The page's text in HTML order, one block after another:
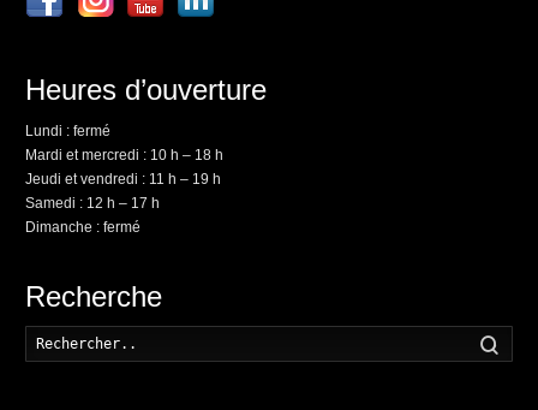
Heures d’ouverture
Lundi : fermé
Mardi et mercredi : 10 h – 18 h
Jeudi et vendredi : 11 h – 19 h
Samedi : 12 h – 17 h
Dimanche : fermé
Recherche